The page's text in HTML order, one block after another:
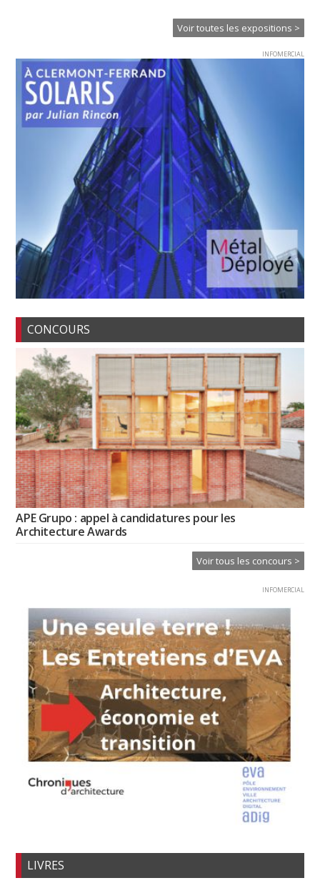
Voir toutes les expositions >
INFOMERCIAL
CONCOURS
APE Grupo : appel à candidatures pour les
Architecture Awards
Voir tous les concours >
INFOMERCIAL
LIVRES